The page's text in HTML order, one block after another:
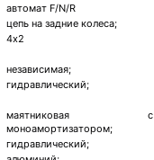
автомат F/N/R
цепь на задние колеса;
4х2
независимая;
гидравлический;
маятниковая с
моноамортизатором;
гидравлический;